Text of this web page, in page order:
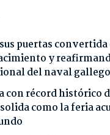
puertas
y
del naval
con récord histórico
como la feria